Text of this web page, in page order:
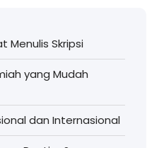
Menulis Skripsi
yang Mudah
dan Internasional